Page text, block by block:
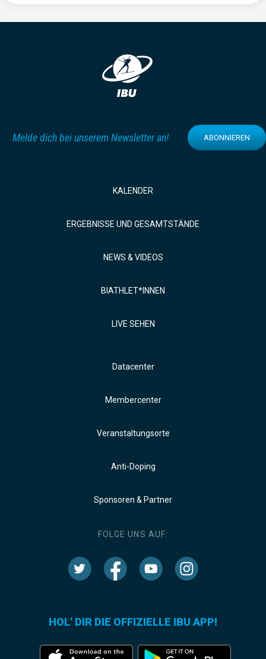
Melde dich bei unserem Newsletter an! ABONNIEREN
KALENDER
ERGEBNISSE UND GESAMTSTÄNDE
NEWS & VIDEOS
BIATHLET*INNEN
LIVE SEHEN
Datacenter
Membercenter
Veranstaltungsorte
Anti-Doping
Sponsoren & Partner
FOLGE UNS AUF:
HOL' DIR DIE OFFIZIELLE IBU APP!